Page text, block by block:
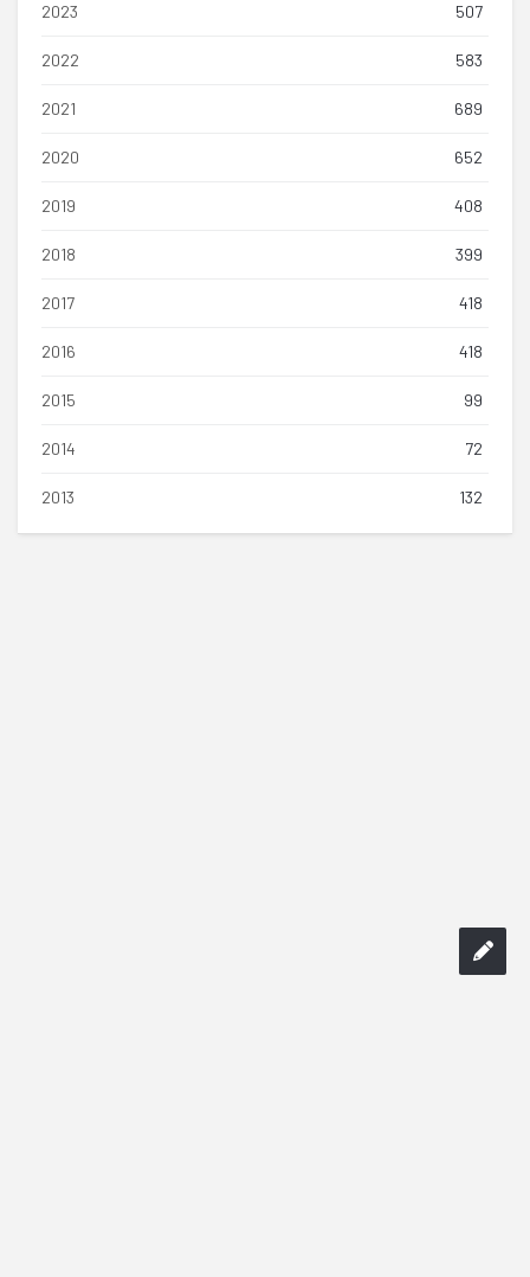
2023 507
2022 583
2021 689
2020 652
2019 408
2018 399
2017 418
2016 418
2015 99
2014 72
2013 132